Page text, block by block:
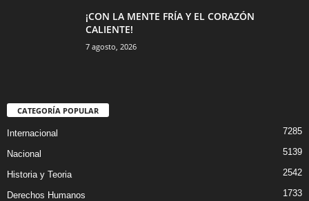
¡CON LA MENTE FRÍA Y EL CORAZÓN
CALIENTE!
7 agosto, 2026
CATEGORÍA POPULAR
Internacional 7285
Nacional 5139
Historia y Teoria 2542
Derechos Humanos 1733